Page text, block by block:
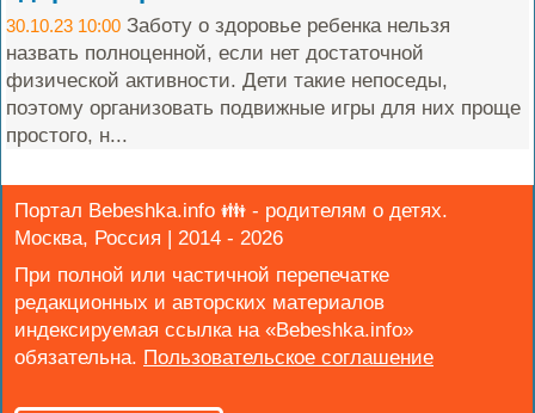
30.10.23 10:00 Заботу о здоровье ребенка нельзя
назвать полноценной, если нет достаточной
физической активности. Дети такие непоседы,
поэтому организовать подвижные игры для них проще
простого, н...
Портал Bebeshka.info 👪 - родителям о детях.
Москва, Россия | 2014 - 2026
При полной или частичной перепечатке
редакционных и авторских материалов
индексируемая ссылка на «Bebeshka.info»
обязательна.